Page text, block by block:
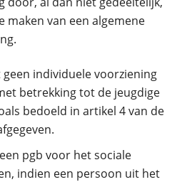
maken van een algemene
geen individuele voorziening
betrekking tot de jeugdige
bedoeld in artikel 4 van de
pgb voor het sociale
indien een persoon uit het